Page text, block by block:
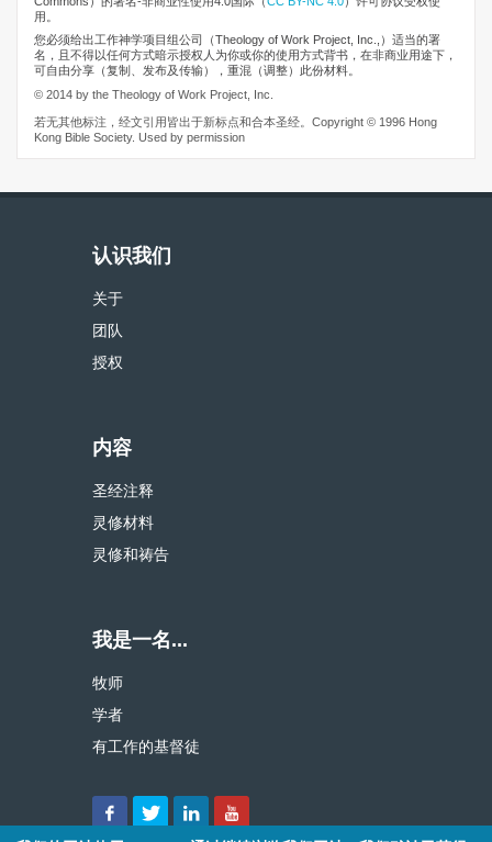
用。
您必须给出工作神学项目组公司（Theology of Work Project, Inc.,）适当的署
名，且不得以任何方式暗示授权人为你或你的使用方式背书，在非商业用途下，
可自由分享（复制、发布及传输），重混（调整）此份材料。
© 2014 by the Theology of Work Project, Inc.
若无其他标注，经文引用皆出于新标点和合本圣经。Copyright © 1996 Hong
Kong Bible Society. Used by permission
认识我们
关于
团队
授权
内容
圣经注释
灵修材料
灵修和祷告
我是一名...
牧师
学者
有工作的基督徒